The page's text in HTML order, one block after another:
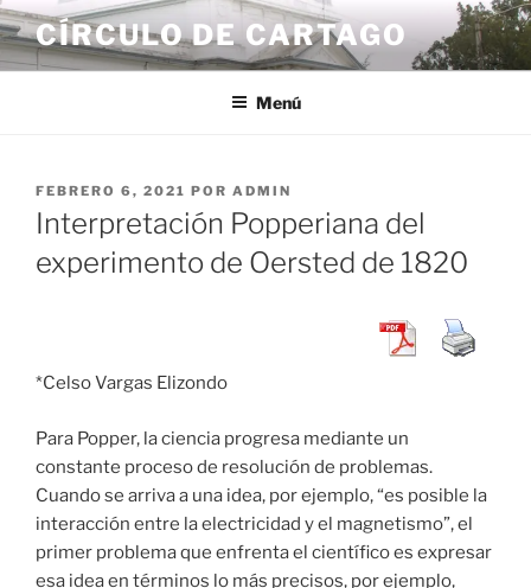
Saltar
al
contenido
CÍRCULO DE CARTAGO
Menú
PUBLICADO
EL
FEBRERO 6, 2021 POR ADMIN
Interpretación Popperiana del
experimento de Oersted de 1820
*Celso Vargas Elizondo
Para Popper, la ciencia progresa mediante un
constante proceso de resolución de problemas.
Cuando se arriva a una idea, por ejemplo, “es posible la
interacción entre la electricidad y el magnetismo”, el
primer problema que enfrenta el científico es expresar
esa idea en términos lo más precisos, por ejemplo,